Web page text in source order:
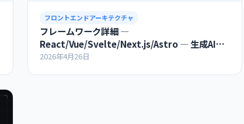
フロントエンドアーキテクチャ
フレームワーク詳細 ―
React/Vue/Svelte/Next.js/Astro ― 生成AI時
代のアーキテクチャ超入門
2026年4月26日